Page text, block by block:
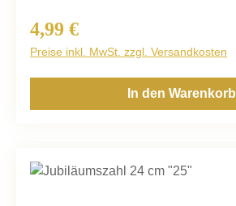
Regulärer Preis:
4,99 €
Preise inkl. MwSt. zzgl. Versandkosten
In den Warenkorb